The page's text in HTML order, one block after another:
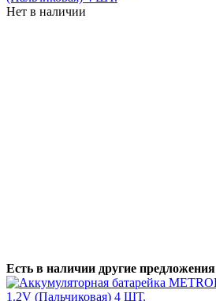
Нет в наличии
Есть в наличии другие предложения